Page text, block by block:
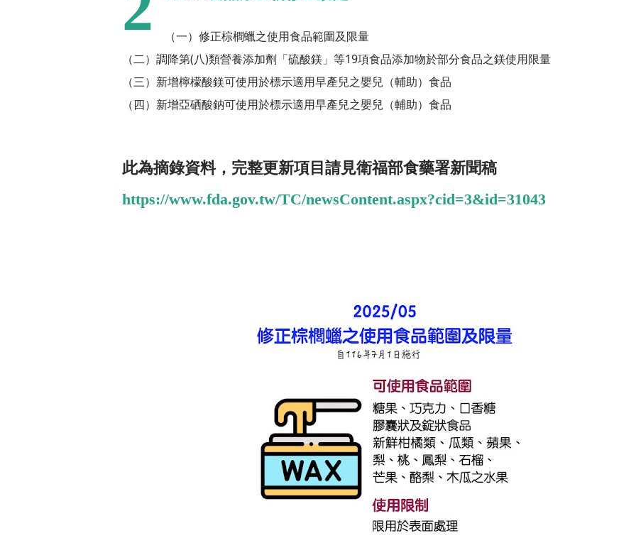
（一）修正棕櫚蠟之使用食品範圍及限量
（二）調降第(八)類營養添加劑「硫酸鎂」等19項食品添加物於部分食品之鎂使用限量
（三）新增檸檬酸鎂可使用於標示適用早產兒之嬰兒（輔助）食品
（四）新增亞硒酸鈉可使用於標示適用早產兒之嬰兒（輔助）食品
此為摘錄資料，完整更新項目請見衛福部食藥署新聞稿
https://www.fda.gov.tw/TC/newsContent.aspx?cid=3&id=31043